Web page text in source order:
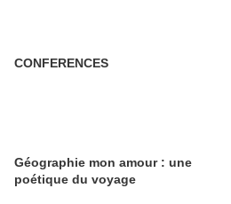
CONFERENCES
Géographie mon amour : une
poétique du voyage